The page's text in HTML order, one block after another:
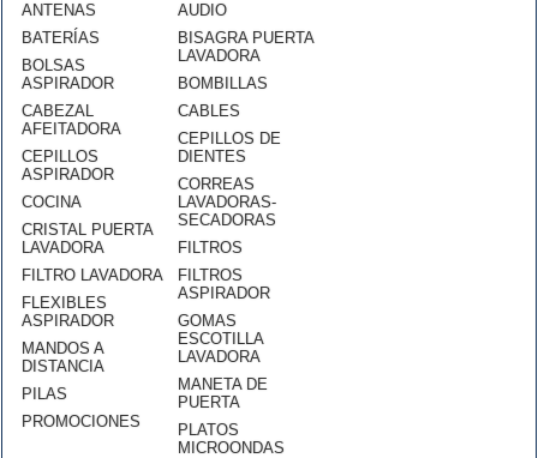
ANTENAS
BATERÍAS
BOLSAS
ASPIRADOR
CABEZAL
AFEITADORA
CEPILLOS
ASPIRADOR
COCINA
CRISTAL PUERTA
LAVADORA
FILTRO LAVADORA
FLEXIBLES
ASPIRADOR
MANDOS A
DISTANCIA
PILAS
PROMOCIONES
AUDIO
BISAGRA PUERTA
LAVADORA
BOMBILLAS
CABLES
CEPILLOS DE
DIENTES
CORREAS
LAVADORAS-
SECADORAS
FILTROS
FILTROS
ASPIRADOR
GOMAS
ESCOTILLA
LAVADORA
MANETA DE
PUERTA
PLATOS
MICROONDAS